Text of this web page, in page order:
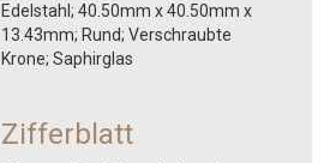
Edelstahl; 40.50mm x 40.50mm x
13.43mm; Rund; Verschraubte
Krone; Saphirglas
Zifferblatt